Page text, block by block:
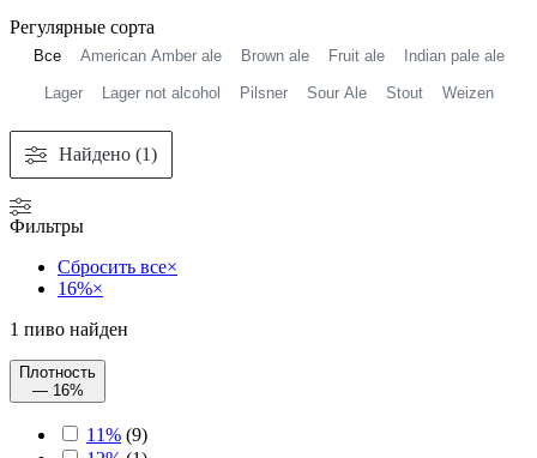
Регулярные сорта
American Amber ale Brown ale Fruit ale Indian pale ale
Lager Lager not alcohol Pilsner Sour Ale Stout Weizen
Все
Найдено (1)
Фильтры
Сбросить все×
16%×
1 пиво найден
Плотность
— 16%
11% (9)